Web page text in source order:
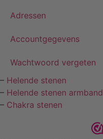
Adressen
Accountgegevens
Wachtwoord vergeten
– Helende stenen
– Helende stenen armband
– Chakra stenen